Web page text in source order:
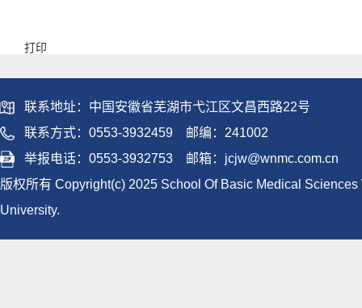
打印
联系地址：中国安徽省芜湖市弋江区文昌西路22号
联系方式：0553-3932459 邮编： 241002
举报电话：0553-3932753 邮箱： jcjw@wnmc.com.cn
版权所有 Copyright(c) 2025 School Of Basic Medical
University.